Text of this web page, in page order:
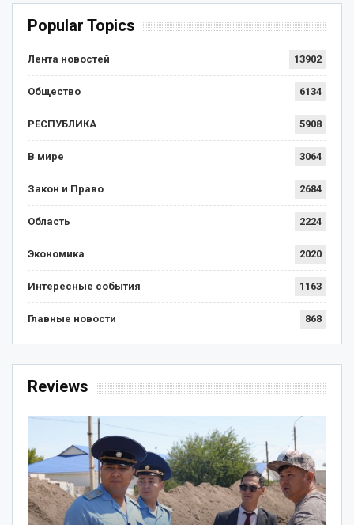
Popular Topics
Лента новостей 13902
Общество 6134
РЕСПУБЛИКА 5908
В мире 3064
Закон и Право 2684
Область 2224
Экономика 2020
Интересные события 1163
Главные новости 868
Reviews